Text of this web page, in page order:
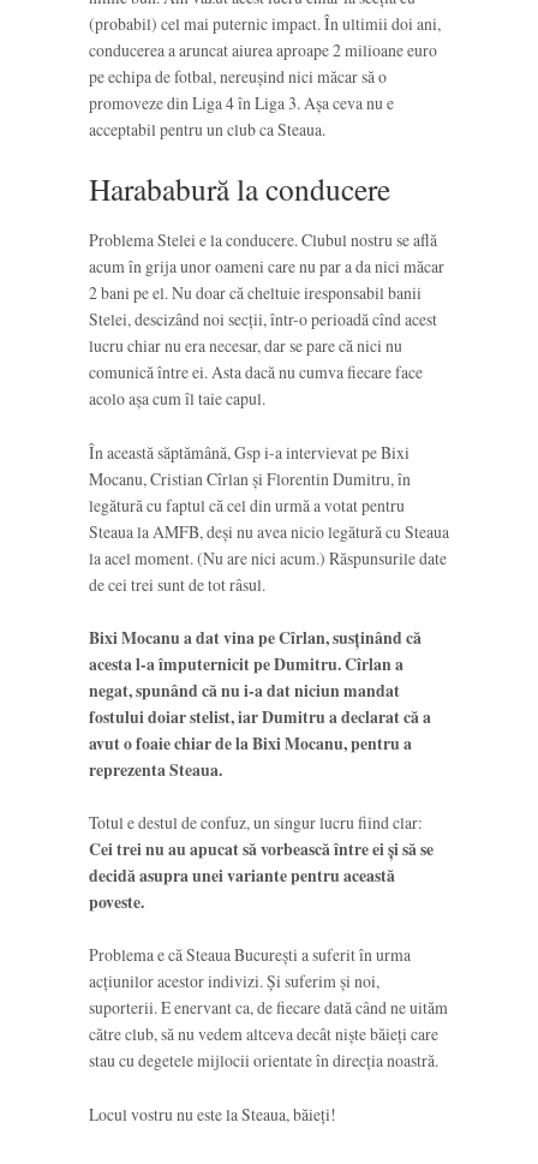
(probabil) cel mai puternic impact. În ultimii doi ani,
conducerea a aruncat aiurea aproape 2 milioane euro
pe echipa de fotbal, nereușind nici măcar să o
promoveze din Liga 4 în Liga 3. Așa ceva nu e
acceptabil pentru un club ca Steaua.
Harababură la conducere
Problema Stelei e la conducere. Clubul nostru se află
acum în grija unor oameni care nu par a da nici măcar
2 bani pe el. Nu doar că cheltuie iresponsabil banii
Stelei, descizând noi secții, într-o perioadă cînd acest
lucru chiar nu era necesar, dar se pare că nici nu
comunică între ei. Asta dacă nu cumva fiecare face
acolo așa cum îl taie capul.
În această săptămână, Gsp i-a intervievat pe Bixi
Mocanu, Cristian Cîrlan și Florentin Dumitru, în
legătură cu faptul că cel din urmă a votat pentru
Steaua la AMFB, deși nu avea nicio legătură cu Steaua
la acel moment. (Nu are nici acum.) Răspunsurile date
de cei trei sunt de tot râsul.
Bixi Mocanu a dat vina pe Cîrlan, susținând că
acesta l-a împuternicit pe Dumitru. Cîrlan a
negat, spunând că nu i-a dat niciun mandat
fostului doiar stelist, iar Dumitru a declarat că a
avut o foaie chiar de la Bixi Mocanu, pentru a
reprezenta Steaua.
Totul e destul de confuz, un singur lucru fiind clar:
Cei trei nu au apucat să vorbească între ei și să se
decidă asupra unei variante pentru această
poveste.
Problema e că Steaua București a suferit în urma
acțiunilor acestor indivizi. Și suferim și noi,
suporterii. E enervant ca, de fiecare dată când ne uităm
către club, să nu vedem altceva decât niște băieți care
stau cu degetele mijlocii orientate în direcția noastră.
Locul vostru nu este la Steaua, băieți!